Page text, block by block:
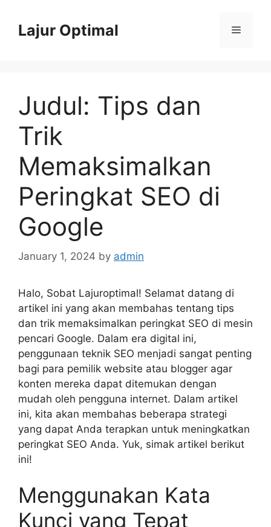
contentLajur Optimal Menu
Judul: Tips dan
Trik
Memaksimalkan
Peringkat SEO di
Google
January 1, 2024 by admin
Halo, Sobat Lajuroptimal! Selamat datang di
artikel ini yang akan membahas tentang tips
dan trik memaksimalkan peringkat SEO di mesin
pencari Google. Dalam era digital ini,
penggunaan teknik SEO menjadi sangat penting
bagi para pemilik website atau blogger agar
konten mereka dapat ditemukan dengan
mudah oleh pengguna internet. Dalam artikel
ini, kita akan membahas beberapa strategi
yang dapat Anda terapkan untuk meningkatkan
peringkat SEO Anda. Yuk, simak artikel berikut
ini!
Menggunakan Kata
Kunci yang Tepat